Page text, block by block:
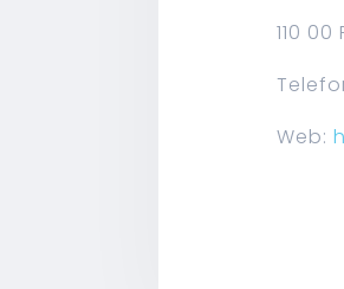
110 00
Web: